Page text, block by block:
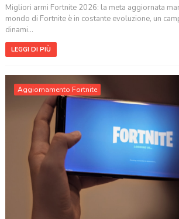
Migliori armi Fortnite 2026: la meta aggiornata
mondo di Fortnite è in costante evoluzione, un
dinami...
LEGGI DI PIÙ
Aggiornamento Fortnite